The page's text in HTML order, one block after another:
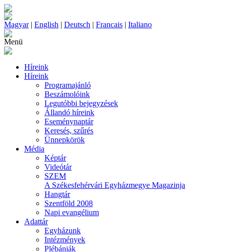
Magyar| English | Deutsch | Francais | Italiano
Menü
Híreink
Híreink
Programajánló
Beszámolóink
Legutóbbi bejegyzések
Állandó híreink
Eseménynaptár
Keresés, szűrés
Ünnepkörök
Média
Képtár
Videótár
SZEM
A Székesfehérvári Egyházmegye Magazinja
Hangtár
Szentföld 2008
Napi evangélium
Adattár
Egyházunk
Intézmények
Plébániák